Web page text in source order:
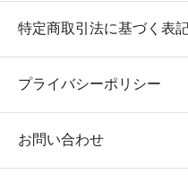
特定商取引法に基づく表
プライバシーポリシー
お問い合わせ